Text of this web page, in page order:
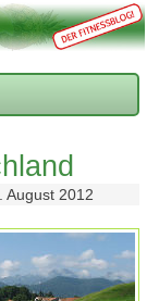
August 2012